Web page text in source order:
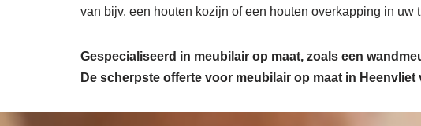
van bijv. een houten kozijn of een houten overkapping in uw
Gespecialiseerd in meubilair op maat, zoals een
De scherpste offerte voor meubilair op maat in